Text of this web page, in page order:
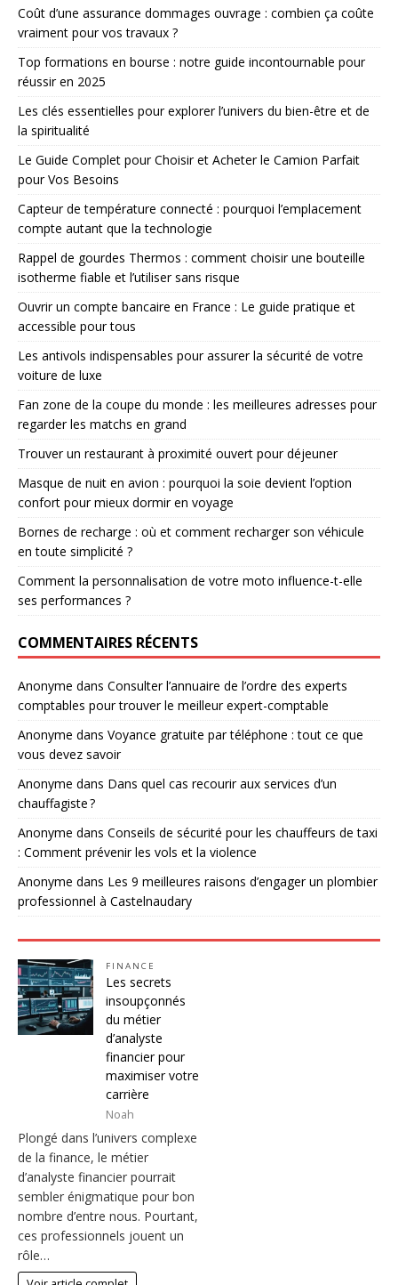
Coût d’une assurance dommages ouvrage : combien ça coûte
vraiment pour vos travaux ?
Top formations en bourse : notre guide incontournable pour
réussir en 2025
Les clés essentielles pour explorer l’univers du bien-être et de
la spiritualité
Le Guide Complet pour Choisir et Acheter le Camion Parfait
pour Vos Besoins
Capteur de température connecté : pourquoi l’emplacement
compte autant que la technologie
Rappel de gourdes Thermos : comment choisir une bouteille
isotherme fiable et l’utiliser sans risque
Ouvrir un compte bancaire en France : Le guide pratique et
accessible pour tous
Les antivols indispensables pour assurer la sécurité de votre
voiture de luxe
Fan zone de la coupe du monde : les meilleures adresses pour
regarder les matchs en grand
Trouver un restaurant à proximité ouvert pour déjeuner
Masque de nuit en avion : pourquoi la soie devient l’option
confort pour mieux dormir en voyage
Bornes de recharge : où et comment recharger son véhicule
en toute simplicité ?
Comment la personnalisation de votre moto influence-t-elle
ses performances ?
COMMENTAIRES RÉCENTS
Anonyme dans Consulter l’annuaire de l’ordre des experts
comptables pour trouver le meilleur expert-comptable
Anonyme dans Voyance gratuite par téléphone : tout ce que
vous devez savoir
Anonyme dans Dans quel cas recourir aux services d’un
chauffagiste ?
Anonyme dans Conseils de sécurité pour les chauffeurs de taxi
: Comment prévenir les vols et la violence
Anonyme dans Les 9 meilleures raisons d’engager un plombier
professionnel à Castelnaudary
FINANCE
Les secrets
insoupçonnés
du métier
d’analyste
financier pour
maximiser votre
carrière
Noah
Plongé dans l’univers complexe
de la finance, le métier
d’analyste financier pourrait
sembler énigmatique pour bon
nombre d’entre nous. Pourtant,
ces professionnels jouent un
rôle…